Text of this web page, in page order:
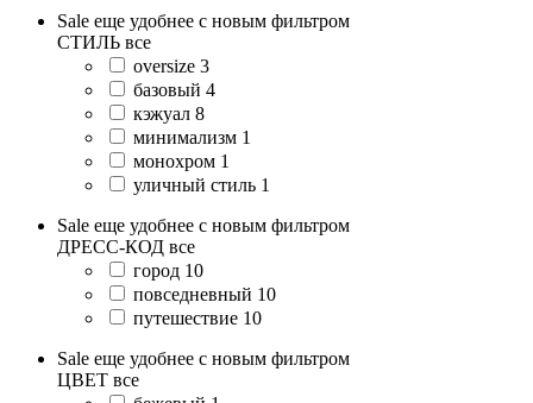
Sale еще удобнее с новым фильтром
СТИЛЬ все
oversize 3
базовый 4
кэжуал 8
минимализм 1
монохром 1
уличный стиль 1
Sale еще удобнее с новым фильтром
ДРЕСС-КОД все
город 10
повседневный 10
путешествие 10
Sale еще удобнее с новым фильтром
ЦВЕТ все